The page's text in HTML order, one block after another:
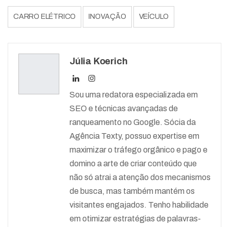
CARRO ELÉTRICO INOVAÇÃO VEÍCULO
Júlia Koerich
Sou uma redatora especializada em
SEO e técnicas avançadas de
ranqueamento no Google. Sócia da
Agência Texty, possuo expertise em
maximizar o tráfego orgânico e pago e
domino a arte de criar conteúdo que
não só atrai a atenção dos mecanismos
de busca, mas também mantém os
visitantes engajados. Tenho habilidade
em otimizar estratégias de palavras-